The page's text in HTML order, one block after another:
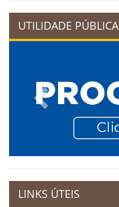
UTILIDADE PÚBLICA
Previous
LINKS ÚTEIS